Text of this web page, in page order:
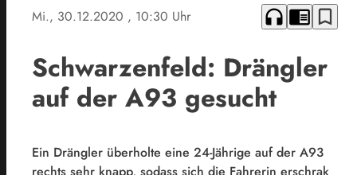
Mi., 30.12.2020 , 10:30 Uhr headphones chrome_reader_mode bookmark_border
Schwarzenfeld: Drängler
auf der A93 gesucht
Ein Drängler überholte eine 24-Jährige auf der A93
rechts sehr knapp, sodass sich die Fahrerin erschrak